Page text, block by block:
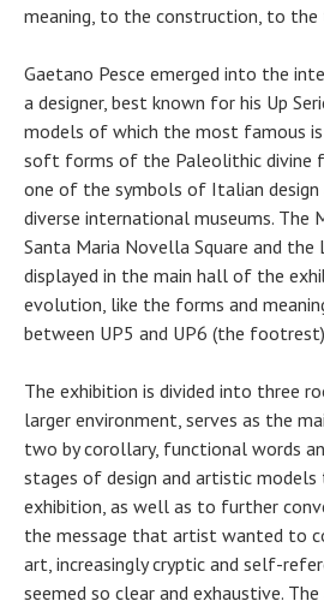
meaning, to the construction, to
Gaetano Pesce emerged into the
a designer, best known for his Up
models of which the most famous
soft forms of the Paleolithic divine
one of the symbols of Italian design
diverse international museums. The
Santa Maria Novella Square and the
displayed in the main hall of the
evolution, like the forms and
between UP5 and UP6 (the
The exhibition is divided into three
larger environment, serves as the
two by corollary, functional words
stages of design and artistic
exhibition, as well as to further
the message that artist wanted to
art, increasingly cryptic and self-
seemed so clear and exhaustive.